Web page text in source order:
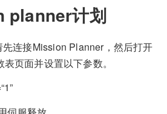
planner计划
连接Mission Planner，然后打开
页面并设置以下参数。